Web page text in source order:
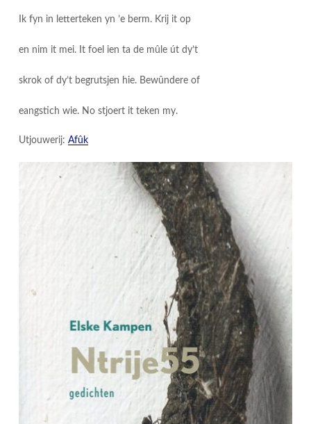
Ik fyn in letterteken yn ’e berm. Krij it op
en nim it mei. It foel ien ta de mûle út dy’t
skrok of dy’t begrutsjen hie. Bewûndere of
eangstich wie. No stjoert it teken my.
Utjouwerij: Afûk